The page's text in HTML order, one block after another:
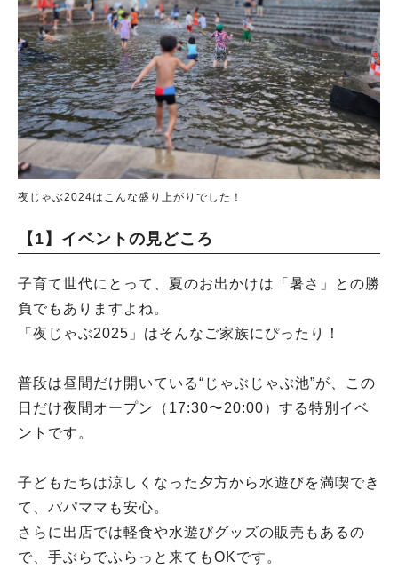
夜じゃぶ2024はこんな盛り上がりでした！
【1】イベントの見どころ
子育て世代にとって、夏のお出かけは「暑さ」との勝
負でもありますよね。
「夜じゃぶ2025」はそんなご家族にぴったり！
普段は昼間だけ開いている“じゃぶじゃぶ池”が、この
日だけ夜間オープン（17:30〜20:00）する特別イベ
ントです。
子どもたちは涼しくなった夕方から水遊びを満喫でき
て、パパママも安心。
さらに出店では軽食や水遊びグッズの販売もあるの
で、手ぶらでふらっと来てもOKです。